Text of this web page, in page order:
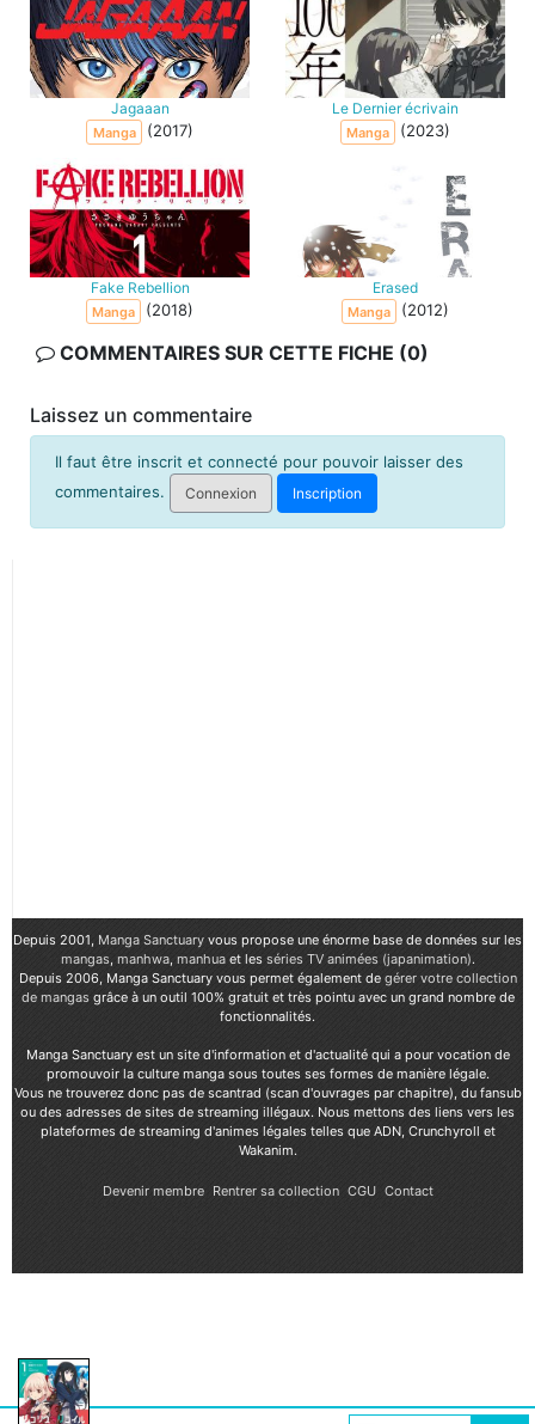
Jagaaan
Manga (2017)
Le Dernier écrivain
Manga (2023)
Fake Rebellion
Manga (2018)
Erased
Manga (2012)
COMMENTAIRES SUR CETTE FICHE (0)
Laissez un commentaire
Il faut être inscrit et connecté pour pouvoir laisser des
commentaires.
Connexion Inscription
Depuis 2001, Manga Sanctuary vous propose une énorme base de données sur les
mangas, manhwa, manhuaet les séries TV animées (japanimation).
Depuis 2006, Manga Sanctuary vous permet également de gérer votre collection
de mangasgrâce à un outil 100% gratuit et très pointu avec un grand nombre de
fonctionnalités.
Manga Sanctuary est un site d'information et d'actualité qui a pour vocation de
promouvoir la culture manga sous toutes ses formes de manière légale.
Vous ne trouverez donc pas de scantrad (scan d'ouvrages par chapitre), du fansub
ou des adresses de sites de streaming illégaux. Nous mettons des liens vers les
plateformes de streaming d'animes légales telles que ADN, Crunchyroll et
Wakanim.
Devenir membre Rentrer sa collection CGU Contact